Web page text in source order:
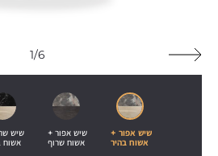
1/6
שיש אפור +
אשוח בהיר
שיש אפור +
אשוח שרוף
שיש
אשוח